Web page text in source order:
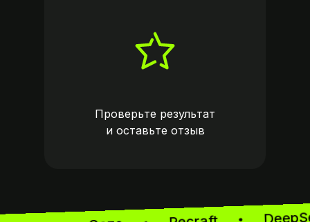
Проверьте результат
и оставьте отзыв